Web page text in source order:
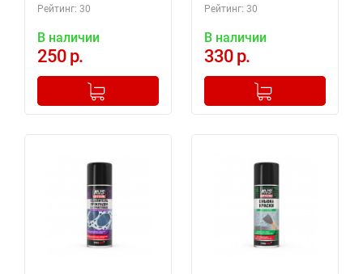
Рейтинг: 30
В наличии
250 р.
+
Добавлено в корзину
Рейтинг: 30
В наличии
330 р.
+
Добавлено в корзину